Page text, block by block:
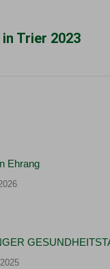
Trier 2023
Ehrang